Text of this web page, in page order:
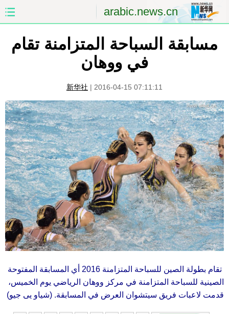
arabic.news.cn
الصين الصفحة الأولى
الاقتصاد
العلوم والصحة الثقافة والتعليم
الرياضة السياحة والبيئة
مؤتمر صحفى للخارجية الصور
مسابقة السباحة المتزامنة تقام
في ووهان
新华社 | 2016-04-15 07:11:11
تقام بطولة الصين للسباحة المتزامنة 2016 أي المسابقة المفتوحة
الصينية للسباحة المتزامنة في مركز ووهان الرياضي يوم الخميس،
قدمت لاعبات فريق سيتشوان العرض في المسابقة. (شياو يى جيو)